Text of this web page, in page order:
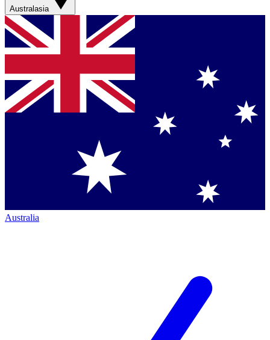
Australasia
Australia